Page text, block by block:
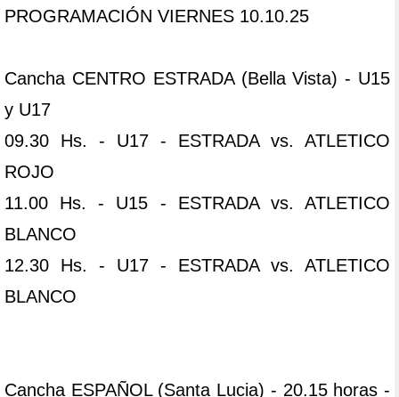
PROGRAMACIÓN VIERNES 10.10.25
Cancha CENTRO ESTRADA (Bella Vista) - U15
y U17
09.30 Hs. - U17 - ESTRADA vs. ATLETICO
ROJO
11.00 Hs. - U15 - ESTRADA vs. ATLETICO
BLANCO
12.30 Hs. - U17 - ESTRADA vs. ATLETICO
BLANCO
Cancha ESPAÑOL (Santa Lucia) - 20.15 horas -